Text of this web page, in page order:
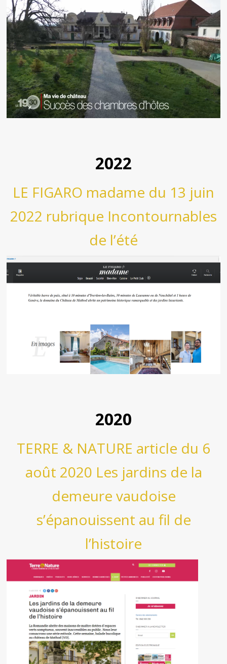
2022
LE FIGARO madame du 13 juin
2022 rubrique Incontournables
de l’été
2020
TERRE & NATURE article du 6
août 2020 Les jardins de la
demeure vaudoise
s’épanouissent au fil de
l’histoire